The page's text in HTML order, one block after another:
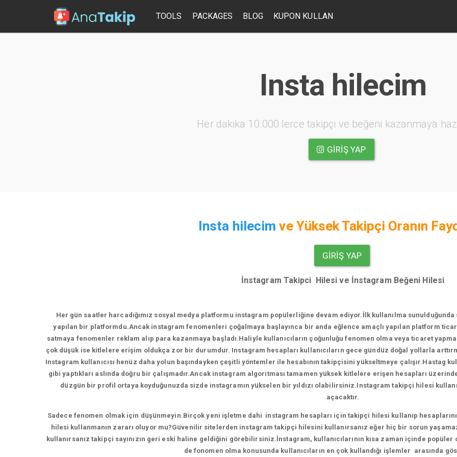
TOOLS PACKAGES BLOG KUPON KULLAN
Insta hilecim
Her dakika 10.000 lerce takipçi ve beğeni kazanmaya
GIRIŞ YAP
Insta hilecim ve Yüksek Takipçi Oranın
GIRIŞ YAP
İnstagram Takipci Hilesi ve İnstagram Beğeni Hilesi
Her gün saatler harcadığımız sosyal medya platformu instagram popülerliğine devam ediyor. İlk kullanılma
yapılan bir platformdu.Ancak instagram fenomenleri çoğalmaya başlayınca bir anda eğlence amaçlı yapılan platform
satmaya fenomenler reklam alıp para kazanmaya başladı.Haliyle kullanıcıların çoğunluğu fenomen olma veya ticaret
çok düşük ise kitlelere erişim oldukça zor bir durumdur. Instagram hesapları kullanıcıların gece gündüz doğal yollarla
Instagram kullanıcısı henüz daha yolun başındayken çeşitli yöntemler ile hesabının takipçisini yükseltmeye çalışır.Hastag
gibi yaptıkları aslında doğru bir çalışmadır.Ancak instagram algoritması tamamen yüksek kitlelere erişen hesapları
düzgün bir profil ortaya koyduğunuzda sizde instagramın yükselen bir yıldızı olabilirsiniz.Instagram takipçi hilesi
açacaktır.
Sadece fenomen olmak için düşünmeyin.Birçok yeni işletme dahi instagram hesapları için takipçi hilesi kullanıp
hilesi kullanmanın zararı oluyor mu?Güvenilir sitelerden instagram takipçi hilesini kullanırsanız eğer hiç bir sorun
kullanırsanız takipçi sayınızın geri eski haline geldiğini görebilirsiniz.İnstagram, kullanıcılarının kısa zaman içinde popüler
de fonomen olma konusunda kullanıcıların en çok kullandığı işlemler arasında